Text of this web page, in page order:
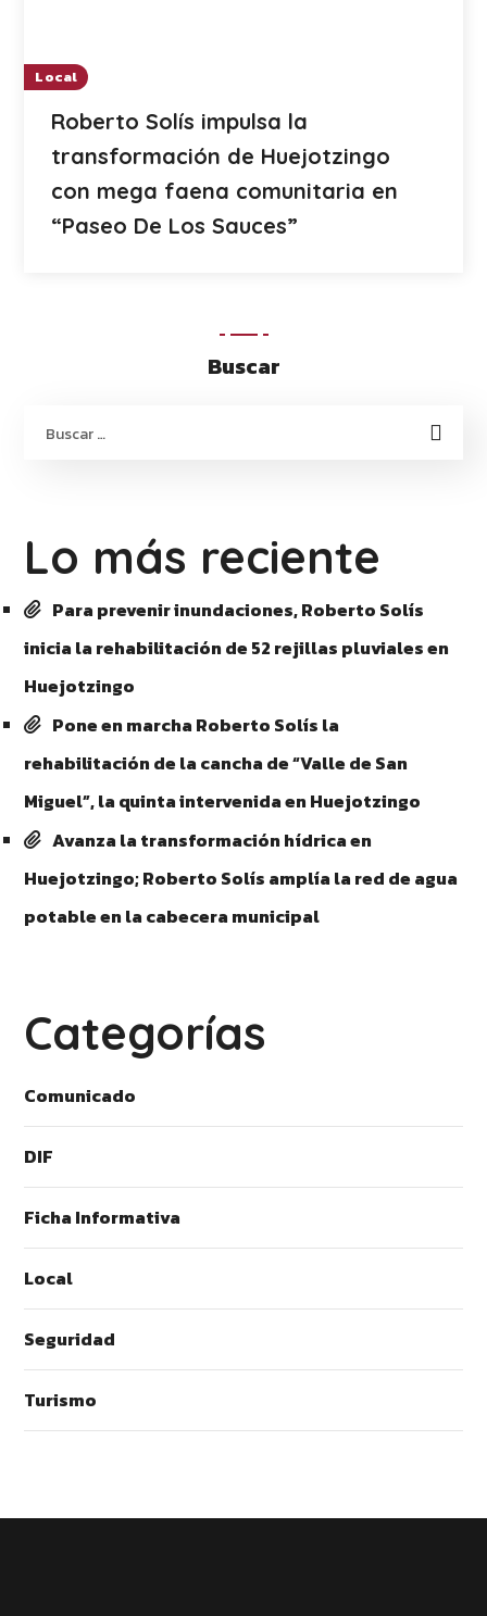
Local
Roberto Solís impulsa la
transformación de Huejotzingo
con mega faena comunitaria en
“Paseo De Los Sauces”
Buscar
Lo más reciente
Para prevenir inundaciones, Roberto Solís
inicia la rehabilitación de 52 rejillas pluviales en
Huejotzingo
Pone en marcha Roberto Solís la
rehabilitación de la cancha de “Valle de San
Miguel”, la quinta intervenida en Huejotzingo
Avanza la transformación hídrica en
Huejotzingo; Roberto Solís amplía la red de agua
potable en la cabecera municipal
Categorías
Comunicado
DIF
Ficha Informativa
Local
Seguridad
Turismo